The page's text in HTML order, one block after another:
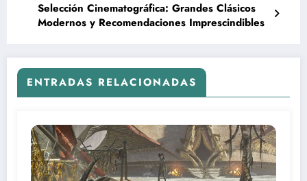
Selección Cinematográfica: Grandes Clásicos
Modernos y Recomendaciones Imprescindibles
ENTRADAS RELACIONADAS